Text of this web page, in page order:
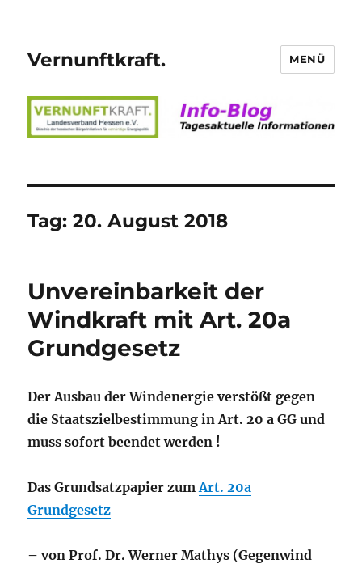
Vernunftkraft. MENÜ
Tag:20. August 2018
Unvereinbarkeit der
Windkraft mit Art. 20a
Grundgesetz
Der Ausbau der Windenergie verstößt gegen
die Staatszielbestimmung in Art. 20 a GG und
muss sofort beendet werden !
Das Grundsatzpapier zumArt. 20a
Grundgesetz
– von Prof. Dr. Werner Mathys (Gegenwind